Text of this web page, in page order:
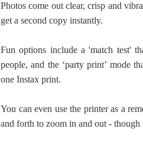
Photos come out clear, crisp and
get a second copy instantly.
Fun options include a 'match test'
people, and the ‘party print’ mode
one Instax print.
You can even use the printer as a
and forth to zoom in and out -